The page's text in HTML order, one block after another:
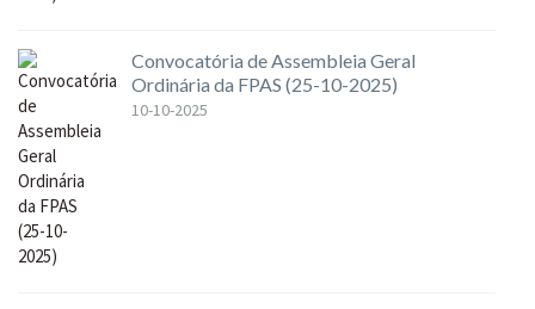
Convocatória de Assembleia Geral
Ordinária da FPAS (25-10-2025)
10-10-2025